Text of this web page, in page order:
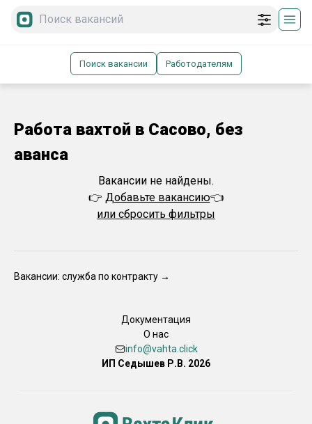
Поиск вакансии Работодателям
Работа вахтой в Сасово, без
аванса
Вакансии не найдены.
👉 Добавьте вакансию👈
или сбросить фильтры
Вакансии: служба по контракту →
Документация
О нас
info@vahta.click
ИП Седышев Р.В. 2026